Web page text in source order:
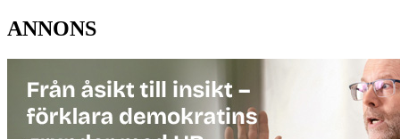
ANNONS